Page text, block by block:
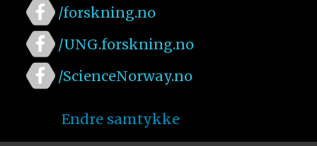
/forskning.no
/UNG.forskning.no
/ScienceNorway.no
Endre samtykke